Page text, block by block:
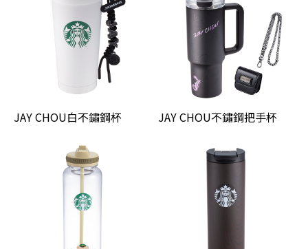
JAY CHOU白不鏽鋼杯 JAY CHOU不鏽鋼把手杯